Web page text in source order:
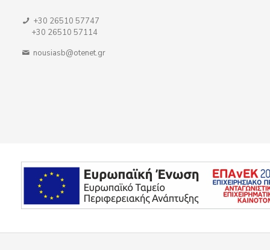
+30 26510 57747
+30 26510 57114
nousiasb@otenet.gr